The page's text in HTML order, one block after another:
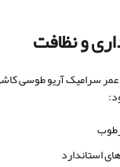
و نظافت
عمر سرامیک آریو طوسی
استاندارد